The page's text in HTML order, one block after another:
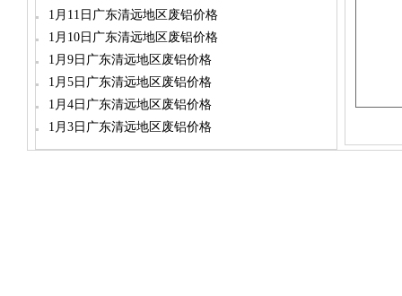
1月11日广东清远地区废铝价格
1月10日广东清远地区废铝价格
1月9日广东清远地区废铝价格
1月5日广东清远地区废铝价格
1月4日广东清远地区废铝价格
1月3日广东清远地区废铝价格